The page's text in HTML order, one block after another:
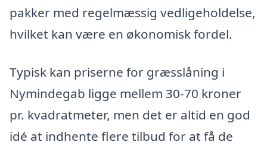
pakker med regelmæssig vedligeholdelse,
hvilket kan være en økonomisk fordel.
Typisk kan priserne for græsslåning i
Nymindegab ligge mellem 30-70 kroner
pr. kvadratmeter, men det er altid en god
idé at indhente flere tilbud for at få de